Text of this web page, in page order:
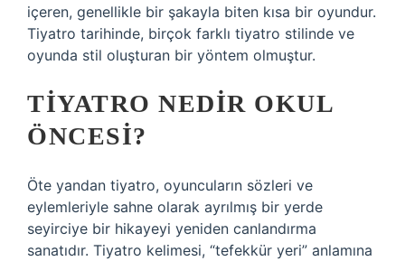
içeren, genellikle bir şakayla biten kısa bir oyundur.
Tiyatro tarihinde, birçok farklı tiyatro stilinde ve
oyunda stil oluşturan bir yöntem olmuştur.
TIYATRO NEDIR OKUL
ÖNCESI?
Öte yandan tiyatro, oyuncuların sözleri ve
eylemleriyle sahne olarak ayrılmış bir yerde
seyirciye bir hikayeyi yeniden canlandırma
sanatıdır. Tiyatro kelimesi, “tefekkür yeri” anlamına